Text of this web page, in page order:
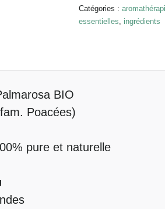
essentielle
de
Catégories :
essentielles, ingrédients
BIO
Poacées)
pure et naturelle